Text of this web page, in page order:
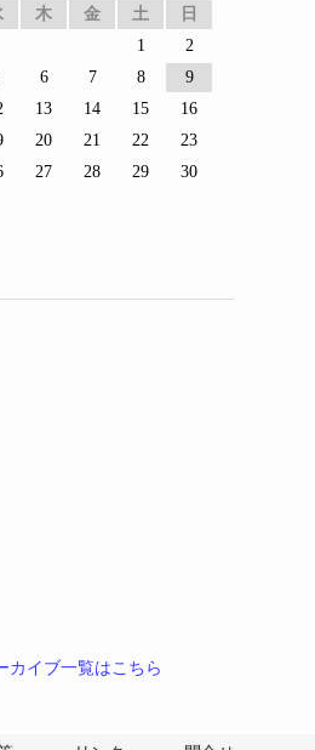
木 金 土
日
1
2
6 7 8
9
13 14 15
16
20 21 22
23
27 28 29
30
カイブ一覧はこちら